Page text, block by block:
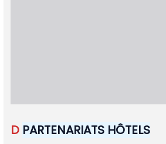
D PARTENARIATS HÔTELS